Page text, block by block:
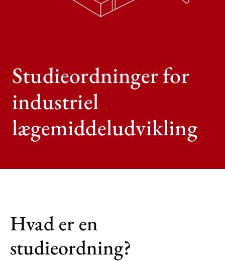
Studieordninger for
industriel
lægemiddeludvikling
Hvad er en
studieordning?